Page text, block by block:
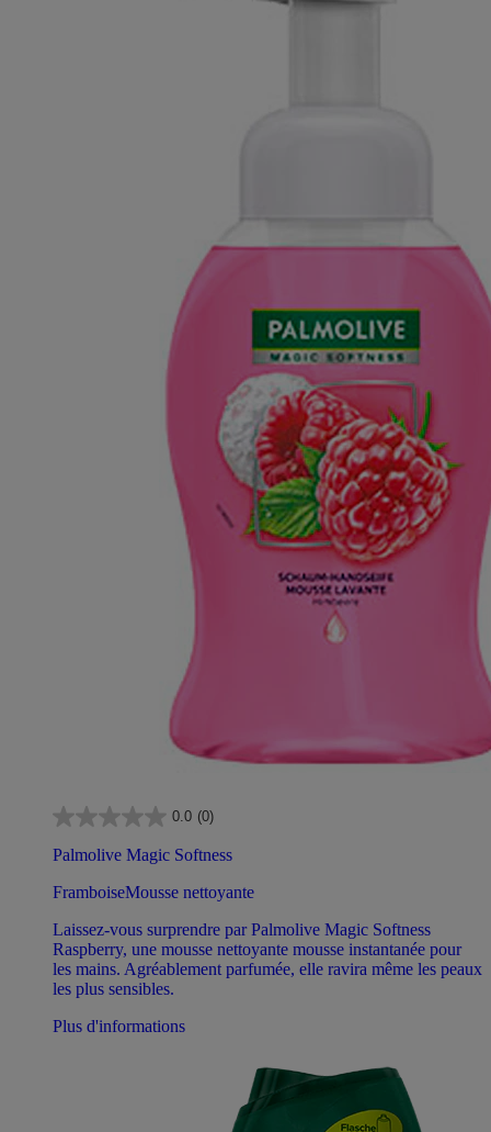
0.0 (0)
Palmolive Magic Softness
FramboiseMousse nettoyante
Laissez-vous surprendre par Palmolive Magic Softness
Raspberry, une mousse nettoyante mousse instantanée pour
les mains. Agréablement parfumée, elle ravira même les peaux
les plus sensibles.
Plus d'informations